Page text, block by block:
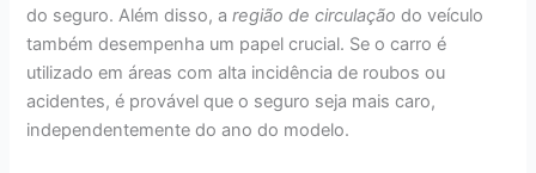
do seguro. Além disso, aregião de circulação do veículo
também desempenha um papel crucial. Se o carro é
utilizado em áreas com alta incidência de roubos ou
acidentes, é provável que o seguro seja mais caro,
independentemente do ano do modelo.